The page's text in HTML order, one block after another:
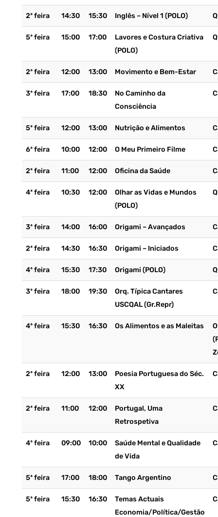
2ª feira 14:30 15:30 Inglês – Nível 1 (POLO)
5ª feira 15:00 17:00
Lavores e Costura Criativa
(POLO)
2ª feira 12:00 13:00 Movimento e Bem-Estar
3ª feira 17:00 18:30
No Caminho da
Consciência
5ª feira 12:00 13:00 Nutrição e Alimentos
6ª feira 10:00 12:00 O Meu Primeiro Filme
2ª feira 11:00 12:00 Oficina da Saúde
4ª feira 10:30 12:00
Olhar as Vidas e Mundos
(POLO)
3ª feira 14:00 16:00 Origami – Avançados
2ª feira 14:30 16:30 Origami – Iniciados
4ª feira 15:30 17:30 Origami (POLO)
3ª feira 18:00 19:30
Orq. Típica Cantares
USCQAL (Gr.Repr)
4ª feira 15:30 16:30 Os Alimentos e as Maleitas
2ª feira 12:00 13:00
Poesia Portuguesa do Séc.
XX
2ª feira 11:00 12:00
Portugal, Uma
Retrospetiva
4ª feira 09:00 10:00
Saúde Mental e Qualidade
de Vida
5ª feira 17:00 18:00 Tango Argentino
5ª feira 15:30 16:30
Temas Actuais
Economia/Política/Gestão